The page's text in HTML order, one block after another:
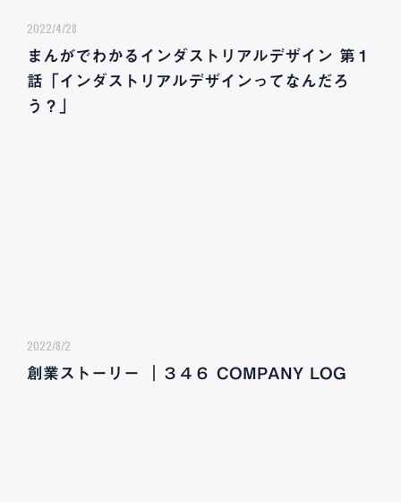
2022/4/28
まんがでわかるインダストリアルデザイン 第１
話「インダストリアルデザインってなんだろ
う？」
2022/8/2
創業ストーリー ｜３４６ COMPANY LOG